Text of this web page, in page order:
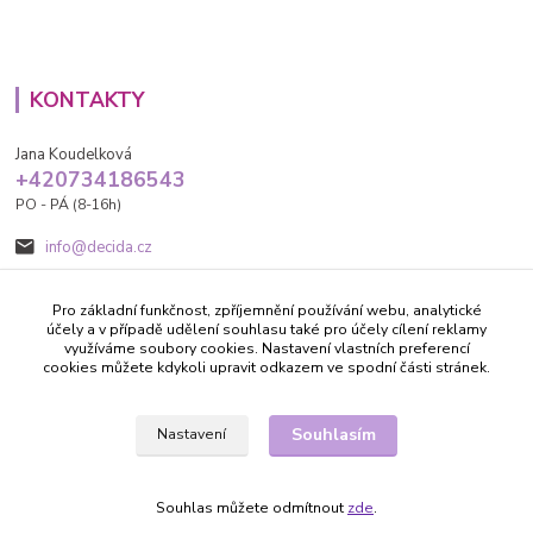
KONTAKTY
Jana Koudelková
+420734186543
PO - PÁ (8-16h)
info@decida.cz
Eshop-rychle.cz
Pro základní funkčnost, zpříjemnění používání webu, analytické
účely a v případě udělení souhlasu také pro účely cílení reklamy
využíváme soubory cookies. Nastavení vlastních preferencí
cookies můžete kdykoli upravit odkazem ve spodní části stránek.
Nastavení Souhlasím
Souhlas můžete odmítnout zde.